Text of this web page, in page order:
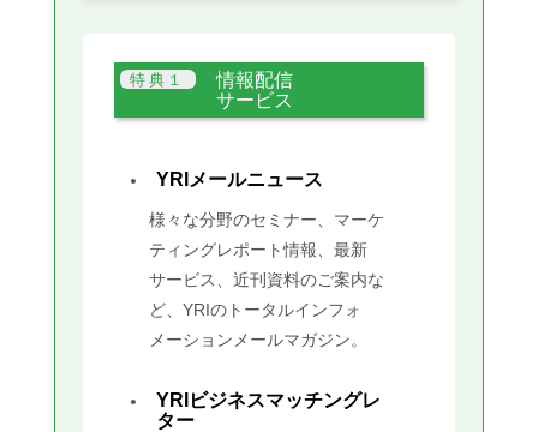
情報配信
サービス
YRIメールニュース
様々な分野のセミナー、マーケ
ティングレポート情報、最新
サービス、近刊資料のご案内な
ど、YRIのトータルインフォ
メーションメールマガジン。
YRIビジネスマッチングレ
ター